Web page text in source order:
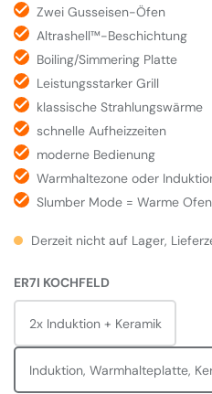
Zwei Gusseisen-Öfen
Altrashell™-Beschichtung
Boiling/Simmering Platte
Leistungsstarker Grill
klassische Strahlungswärme
schnelle Aufheizzeiten
moderne Bedienung
Warmhaltezone oder
Slumber Mode = Warme
Derzeit nicht auf Lager,
ER7I KOCHFELDAUSWÄHLEN
2x Induktion + Keramik
Induktion, Warmhalteplatte,